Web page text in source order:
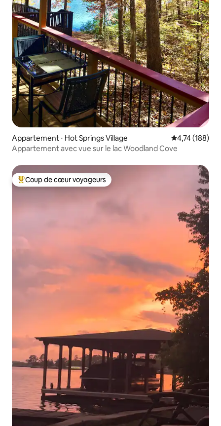
Appartement ⋅ Hot Springs Village Évaluation
4,74 (188)
Appartement avec vue sur le lac Woodland Cove
Coups de cœur voyageurs les plus appréciés
Coup de cœur voyageurs